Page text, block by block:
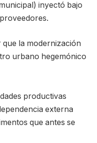
inyectó bajo
la modernización
urbano hegemónico
productivas
externa
que antes se